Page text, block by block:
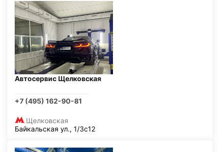
Автосервис Щелковская
+7 (495) 162-90-81
Щелковская
Байкальская ул., 1/3с12